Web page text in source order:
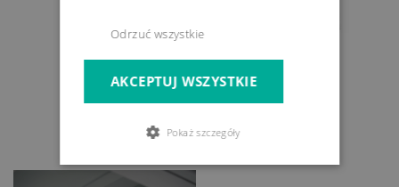
AKCEPTUJ WSZYSTKIE
Odrzuć wszystkie
Pokaż szczegóły